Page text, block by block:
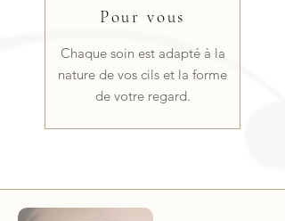
Pour vous
Chaque soin est adapté à la
nature de vos cils et la forme
de votre regard.